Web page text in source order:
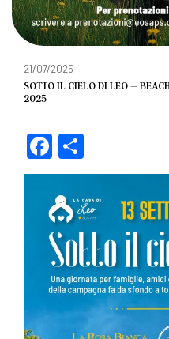
21/07/2025
SOTTO IL CIELO DI LEO –
2025
F
a
c
e
b
o
o
k
o
n
di
vi
di